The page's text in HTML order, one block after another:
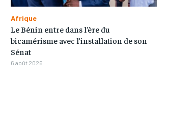
Afrique
Le Bénin entre dans l’ère du
bicamérisme avec l’installation de son
Sénat
6 août 2026